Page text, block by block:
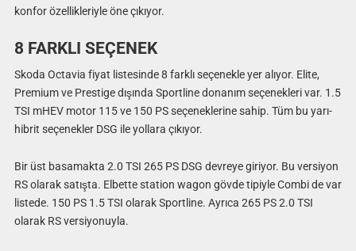
konfor özellikleriyle öne çıkıyor.
8 FARKLI SEÇENEK
Skoda Octavia fiyat listesinde 8 farklı seçenekle yer alıyor. Elite,
Premium ve Prestige dışında Sportline donanım seçenekleri var. 1.5
TSI mHEV motor 115 ve 150 PS seçeneklerine sahip. Tüm bu yarı-
hibrit seçenekler DSG ile yollara çıkıyor.
Bir üst basamakta 2.0 TSI 265 PS DSG devreye giriyor. Bu versiyon
RS olarak satışta. Elbette station wagon gövde tipiyle Combi de var
listede. 150 PS 1.5 TSI olarak Sportline. Ayrıca 265 PS 2.0 TSI
olarak RS versiyonuyla.